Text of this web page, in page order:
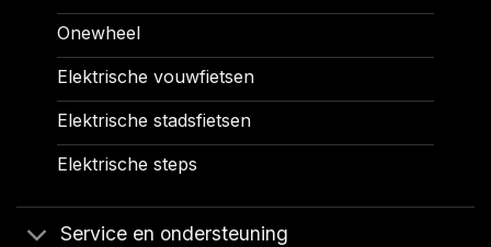
Onewheel
Elektrische vouwfietsen
Elektrische stadsfietsen
Elektrische steps
Service en ondersteuning